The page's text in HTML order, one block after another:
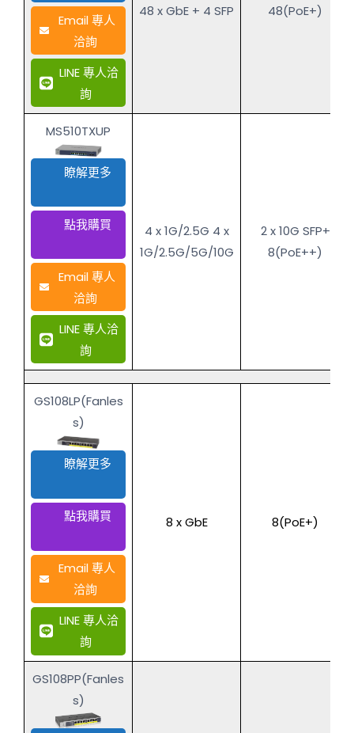
Email 專人
洽詢
LINE 專人洽
詢
48 x GbE + 4 SFP 48(PoE+)
MS510TXUP
瞭解更多
點我購買
Email 專人
洽詢
LINE 專人洽
詢
4 x 1G/2.5G 4 x
1G/2.5G/5G/10G
2 x 10G SFP+
8(PoE++)
GS108LP(Fanles
s)
瞭解更多
點我購買
Email 專人
洽詢
LINE 專人洽
詢
8 x GbE 8(PoE+)
GS108PP(Fanles
s)